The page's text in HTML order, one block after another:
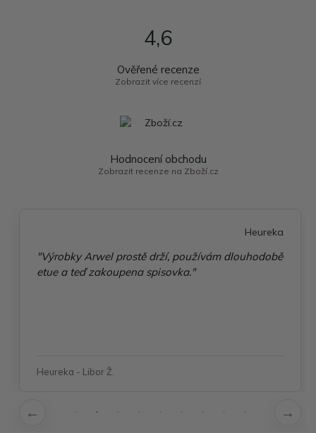
4,6
Ověřené recenze
Zobrazit více recenzí
Hodnocení obchodu
Zobrazit recenze na Zboží.cz
Heureka
"Výrobky Arwel prostě drží, používám dlouhodobě
etue a teď zakoupena spisovka."
Heureka - Libor Ž.